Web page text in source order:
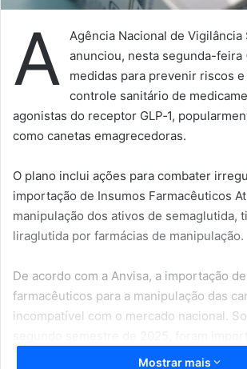
A
Agência Nacional de Vigilância
anunciou, nesta segunda-feira
medidas para prevenir riscos
controle sanitário de
agonistas do receptor GLP‑1,
como canetas emagrecedoras.
O plano inclui ações para combater
importação de Insumos Farmacêuticos
manipulação dos ativos de semaglutida,
liraglutida por farmácias de manipulação.
De acordo com a Anvisa, a importação
farmacêuticos para a manipulação das
incompatível com o mercado nacional.
de insumos, que seriam suficientes para
Mostrar mais